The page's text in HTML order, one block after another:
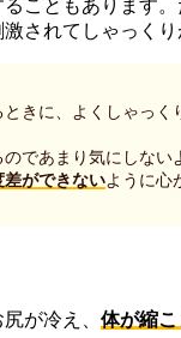
こともあります
されてしゃっくり
きに、よくしゃっく
であまり気にしな
差ができないように心
が冷え、 体が縮こ